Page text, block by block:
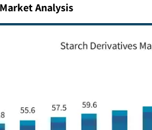
Analysis